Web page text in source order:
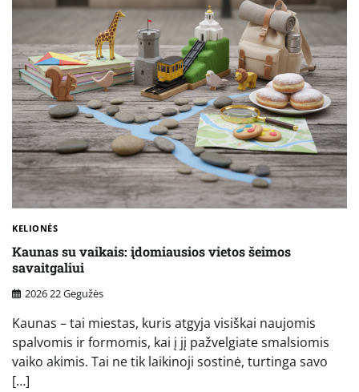
KELIONĖS
Kaunas su vaikais: įdomiausios vietos šeimos
savaitgaliui
2026 22 Gegužės
Kaunas – tai miestas, kuris atgyja visiškai naujomis
spalvomis ir formomis, kai į jį pažvelgiate smalsiomis
vaiko akimis. Tai ne tik laikinoji sostinė, turtinga savo
[…]